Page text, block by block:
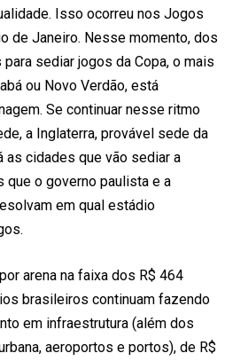
Isso ocorreu nos Jogos
de Janeiro. Nesse momento, dos
sediar jogos da Copa, o mais
ou Novo Verdão, está
Se continuar nesse ritmo
a Inglaterra, provável sede da
as cidades que vão sediar a
que o governo paulista e a
em qual estádio
arena na faixa dos R$ 464
brasileiros continuam fazendo
em infraestrutura (além dos
aeroportos e portos), de R$